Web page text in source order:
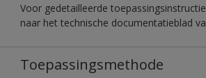
Voor gedetailleerde
naar het technische documentatieblad
Toepassingsmethode